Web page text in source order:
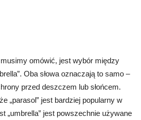
omówić, jest wybór między
Oba słowa oznaczają to samo –
przed deszczem lub słońcem.
„parasol” jest bardziej popularny w
„umbrella” jest powszechnie używane